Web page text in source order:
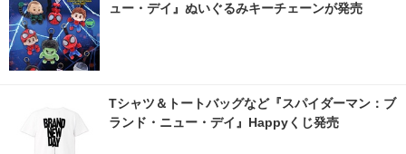
ュー・デイ』ぬいぐるみキーチェーンが発売
Tシャツ＆トートバッグなど『スパイダーマン：ブ
ランド・ニュー・デイ』Happyくじ発売